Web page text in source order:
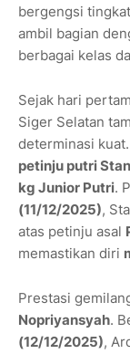
bergengsi
ambil bagian
berbagai kelas
Sejak hari
Siger Selatan
determinasi
petinju putri
kg Junior Putri.
(11/12/2025),
atas petinju asal
memastikan diri
Prestasi
Nopriyansyah.
(12/12/2025),